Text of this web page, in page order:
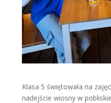
Klasa 5 świętowała na
nadejście wiosny w